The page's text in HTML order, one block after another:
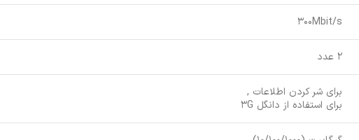
300Mbit/s
2 عدد
برای شر کردن اطلاعات ,
برای استفاده از دانگل 3G